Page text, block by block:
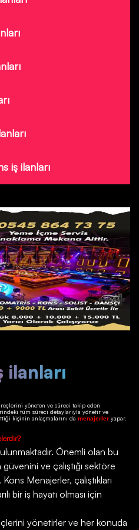
iş ilanları
yöneten ve süreci takip eden
tüm süreci detaylarıyla yönetir ve
kişinin anlaşmalarını da menajerler yapar.
Önemli olan bu
ve çalıştığı sektöre
Menajerler, çalıştıkları
bir iş hayatı olması için
yönetirler ve her konuda